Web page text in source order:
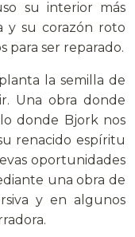
su interior más
y su corazón roto
para ser reparado.
la semilla de
Una obra donde
donde Bjork nos
renacido espíritu
oportunidades
una obra de
y en algunos